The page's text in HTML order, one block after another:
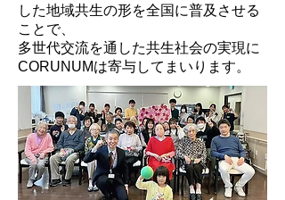
した地域共生の形を全国に普及させる
ことで、
多世代交流を通した共生社会の実現に
CORUNUMは寄与してまいります。